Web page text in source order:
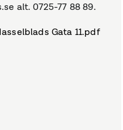
alt. 0725-77 88 89.
Gata 11.pdf